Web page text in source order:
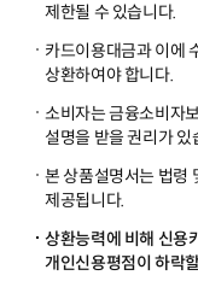
제한될 수 있습니다.
카드이용대금과 이에
상환하여야 합니다.
소비자는 금융소비자
설명을 받을 권리가 있
본 상품설명서는 법령
제공됩니다.
상환능력에 비해 신용
개인신용평점이 하락